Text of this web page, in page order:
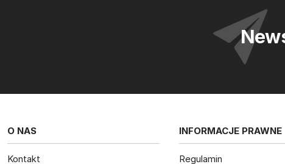
O NAS
Kontakt
INFORMACJE PRAWNE
Regulamin